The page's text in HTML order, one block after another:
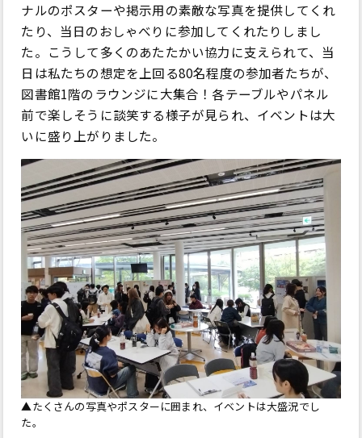
ナルのポスターや掲示用の素敵な写真を提供してくれ
たり、当日のおしゃべりに参加してくれたりしまし
た。こうして多くのあたたかい協力に支えられて、当
日は私たちの想定を上回る80名程度の参加者たちが、
図書館1階のラウンジに大集合！各テーブルやパネル
前で楽しそうに談笑する様子が見られ、イベントは大
いに盛り上がりました。
▲たくさんの写真やポスターに囲まれ、イベントは大盛況でし
た。